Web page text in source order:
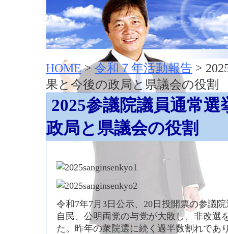
HOME>令和７年活動報告 >
果と今後の政局と県議会の役割
2025参議院議員通常
政局と県議会の役割
令和7年7月3日公示、20日投開票の参議
自民、公明両党の与党が大敗し、非改選
た。昨年の衆院選に続く過半数割れであ